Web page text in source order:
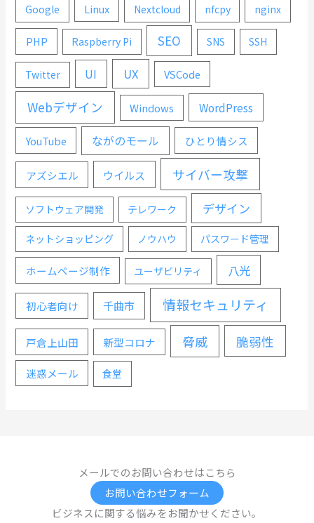
Google Linux Nextcloud nfcpy nginx
PHP Raspberry Pi SEO SNS SSH
Twitter UI UX VSCode
Webデザイン Windows WordPress
YouTube ながのモール ひとり情シス
アズシエル ウイルス サイバー攻撃
ソフトウェア開発 テレワーク デザイン
ネットショッピング ノウハウ パスワード管理
ホームページ制作 ユーザビリティ 八光
初心者向け 千曲市 情報セキュリティ
戸倉上山田 新型コロナ 脅威 脆弱性
迷惑メール 食堂
メールでのお問い合わせはこちら
お問い合わせフォーム
ビジネスに関する悩みをお聞かせください。